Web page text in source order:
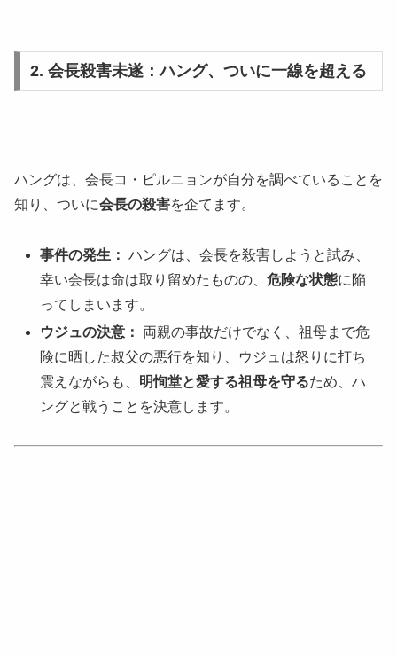
2. 会長殺害未遂：ハング、ついに一線を超える
ハングは、会長コ・ピルニョンが自分を調べていることを
知り、ついに会長の殺害を企てます。
事件の発生： ハングは、会長を殺害しようと試み、
幸い会長は命は取り留めたものの、危険な状態に陥
ってしまいます。
ウジュの決意：
両親の事故だけでなく、祖母まで危
険に晒した叔父の悪行を知り、ウジュは怒りに打ち
震えながらも、 明恂堂と愛する祖母を守るため、ハ
ングと戦うことを決意します。